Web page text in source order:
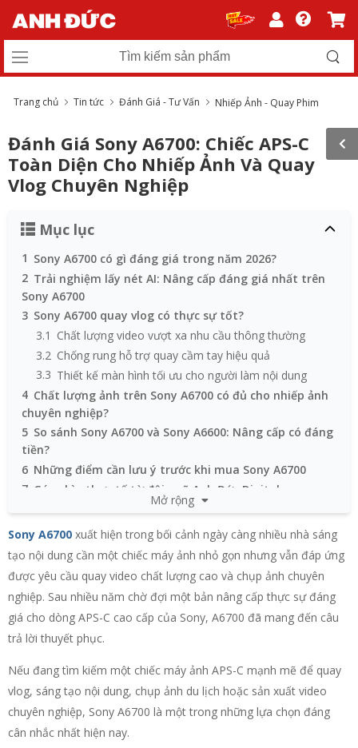
Trang chủ Tin tức Đánh Giá - Tư Vấn Nhiếp Ảnh - Quay Phim
Đánh Giá Sony A6700: Chiếc APS-C
Toàn Diện Cho Nhiếp Ảnh Và Quay
Vlog Chuyên Nghiệp
Mục lục
1 Sony A6700 có gì đáng giá trong năm 2026?
2 Trải nghiệm lấy nét AI: Nâng cấp đáng giá nhất trên
Sony A6700
3 Sony A6700 quay vlog có thực sự tốt?
3.1 Chất lượng video vượt xa nhu cầu thông thường
3.2 Chống rung hỗ trợ quay cầm tay hiệu quả
3.3 Thiết kế màn hình tối ưu cho người làm nội dung
4 Chất lượng ảnh trên Sony A6700 có đủ cho nhiếp ảnh
chuyên nghiệp?
5 So sánh Sony A6700 và Sony A6600: Nâng cấp có đáng
tiền?
6 Những điểm cần lưu ý trước khi mua Sony A6700
7 Góc nhìn thực tế từ đội ngũ Anh Đức Digital
Có nên mua Sony A6700 trong năm 2026?
Mở rộng
Sony A6700 xuất hiện trong bối cảnh ngày càng nhiều nhà sáng
tạo nội dung cần một chiếc máy ảnh nhỏ gọn nhưng vẫn đáp ứng
được yêu cầu quay video chất lượng cao và chụp ảnh chuyên
nghiệp. Sau nhiều năm chờ đợi một bản nâng cấp thực sự đáng
giá cho dòng APS-C cao cấp của Sony, A6700 đã mang đến câu
trả lời thuyết phục.
Nếu đang tìm kiếm một chiếc máy ảnh APS-C mạnh mẽ để quay
vlog, sáng tạo nội dung, chụp ảnh du lịch hoặc sản xuất video
chuyên nghiệp, Sony A6700 là một trong những lựa chọn đáng
cân nhắc nhất hiện nay.